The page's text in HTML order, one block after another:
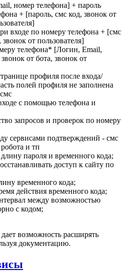
номер телефона] + пароль
+ [пароль, смс код, звонок от
входе по номеру телефона + [смс
от пользователя]
телефона* [Логин, Email,
от бота, звонок от
профиля после входа/
полей профиля не заполнена
с помощью телефона и
запросов и проверок по номеру
сервисами подтверждений - смс
и тп
пароля и временного кода;
доступ к сайту по
временного кода;
действия временного кода;
между возможностью
с кодом;
возможность расширять
документацию.